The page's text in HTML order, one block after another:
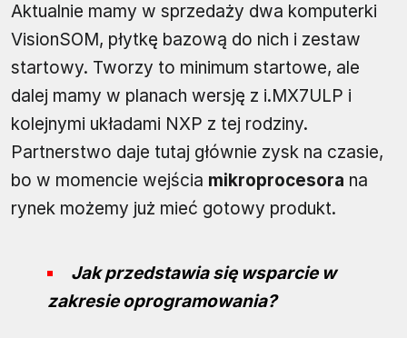
Aktualnie mamy w sprzedaży dwa komputerki
VisionSOM, płytkę bazową do nich i zestaw
startowy. Tworzy to minimum startowe, ale
dalej mamy w planach wersję z i.MX7ULP i
kolejnymi układami NXP z tej rodziny.
Partnerstwo daje tutaj głównie zysk na czasie,
bo w momencie wejścia mikroprocesora na
rynek możemy już mieć gotowy produkt.
Jak przedstawia się wsparcie w
zakresie oprogramowania?